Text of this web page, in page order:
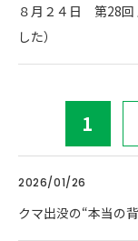
８月２４日 第28回
した）
1
2026/01/26
クマ出没の“本当の